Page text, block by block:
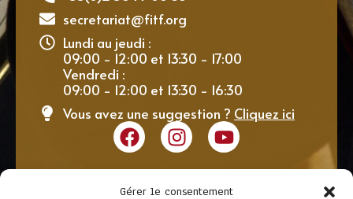
Gérer le consentement
secretariat@fitf.org
Lundi au jeudi :
09:00 - 12:00 et 13:30 - 17:00
Vendredi :
09:00 - 12:00 et 13:30 - 16:30
Vous avez une suggestion ? Cliquez ici